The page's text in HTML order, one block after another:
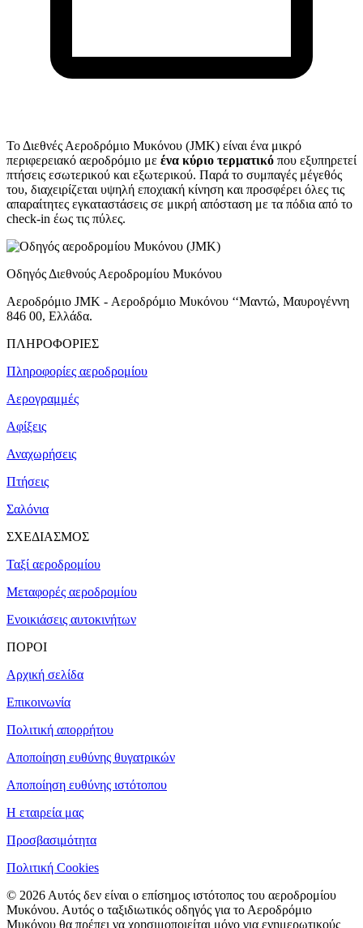
Το Διεθνές Αεροδρόμιο Μυκόνου (JMK) είναι ένα μικρό
περιφερειακό αεροδρόμιο με ένα κύριο τερματικό που εξυπηρετεί
πτήσεις εσωτερικού και εξωτερικού. Παρά το συμπαγές μέγεθός
του, διαχειρίζεται υψηλή εποχιακή κίνηση και προσφέρει όλες τις
απαραίτητες εγκαταστάσεις σε μικρή απόσταση με τα πόδια από το
check-in έως τις πύλες.
Οδηγός Διεθνούς Αεροδρομίου Μυκόνου
Αεροδρόμιο JMK - Αεροδρόμιο Μυκόνου ‘‘Μαντώ, Μαυρογέννη
846 00, Ελλάδα.
ΠΛΗΡΟΦΟΡΙΕΣ
Πληροφορίες αεροδρομίου
Αερογραμμές
Αφίξεις
Αναχωρήσεις
Πτήσεις
Σαλόνια
ΣΧΕΔΙΑΣΜΟΣ
Ταξί αεροδρομίου
Μεταφορές αεροδρομίου
Ενοικιάσεις αυτοκινήτων
ΠΟΡΟΙ
Αρχική σελίδα
Επικοινωνία
Πολιτική απορρήτου
Αποποίηση ευθύνης θυγατρικών
Αποποίηση ευθύνης ιστότοπου
Η εταιρεία μας
Προσβασιμότητα
Πολιτική Cookies
© 2026 Αυτός δεν είναι ο επίσημος ιστότοπος του αεροδρομίου
Μυκόνου. Αυτός ο ταξιδιωτικός οδηγός για το Αεροδρόμιο
Μυκόνου θα πρέπει να χρησιμοποιείται μόνο για ενημερωτικούς